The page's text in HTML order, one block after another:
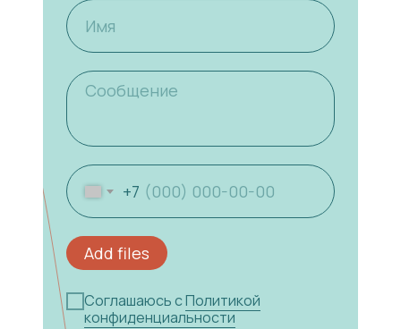
+7
Add files
Соглашаюсь сПолитикой
конфиденциальности